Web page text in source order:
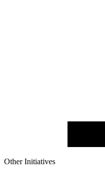
Other Initiatives